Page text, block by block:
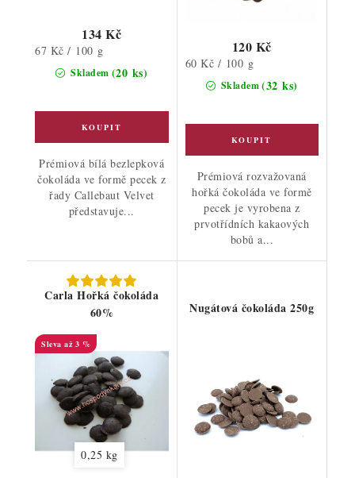
Skladem (20 ks)
134 Kč
Měrná
cena:
67 Kč / 100 g
Prémiová bílá bezlepková
čokoláda ve formě pecek z
řady Callebaut Velvet
představuje...
Skladem(32 ks)
120 Kč
Měrná
cena:
60 Kč / 100 g
Prémiová rozvažovaná
hořká čokoláda ve formě
pecek je vyrobena z
prvotřídních kakaových
bobů a...
Carla Hořká čokoláda
60%
až 3 %
0,25 kg
Nugátová čokoláda 250g